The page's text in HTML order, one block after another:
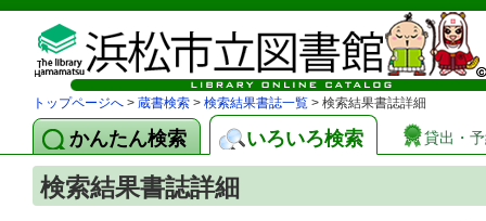
トップページへ > 蔵書検索 > 検索結果書誌一覧 > 検索結果書誌詳細
かんたん検索 いろいろ検索 貸出・
検索結果書誌詳細